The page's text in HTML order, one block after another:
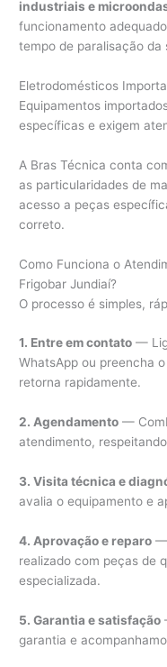
industriais e
funcionamento
tempo de paralisação da
Eletrodomésticos
Equipamentos
específicas e exigem
A Bras Técnica conta
as particularidades de
acesso a peças
correto.
Como Funciona o
Frigobar Jundiaí?
O processo é simples,
1. Entre em contato —
WhatsApp ou preencha
retorna rapidamente.
2. Agendamento —
atendimento,
3. Visita técnica e
avalia o equipamento e
4. Aprovação e reparo —
realizado com peças de
especializada.
5. Garantia e satisfação
garantia e